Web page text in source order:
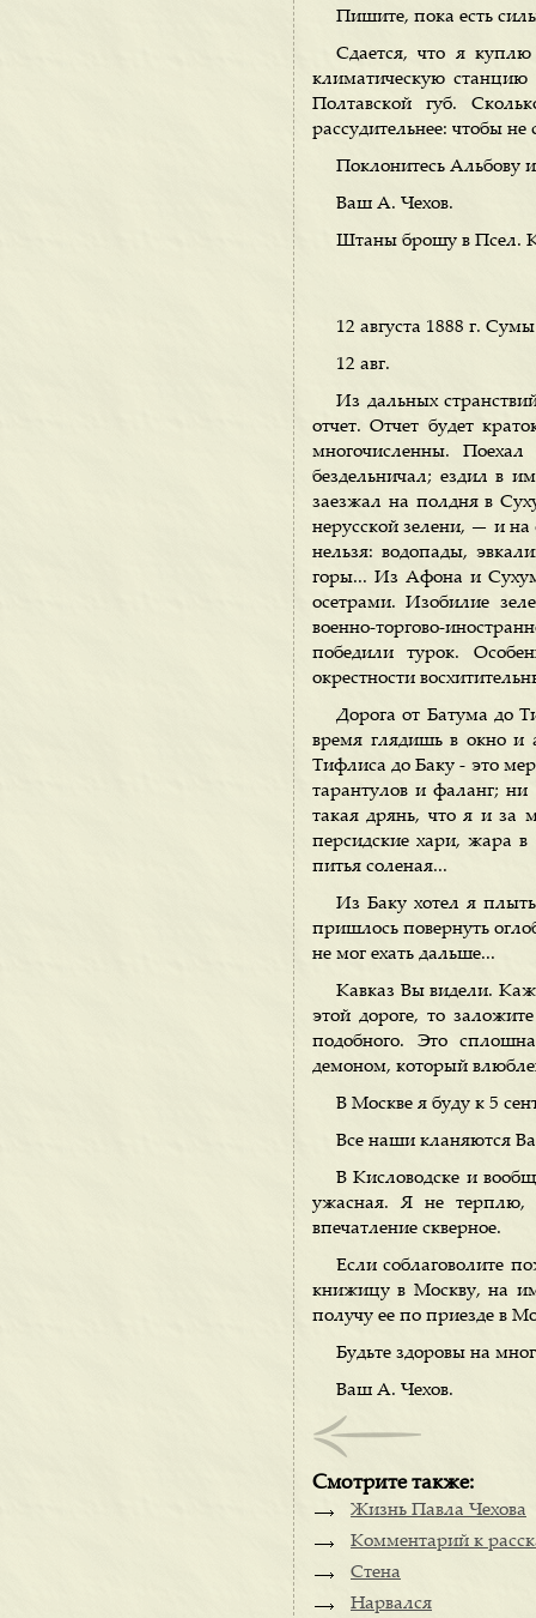
Пишите, пока есть
Сдается, что я
климатическую
Полтавской губ.
рассудительнее: чтобы не
Поклонитесь Альбову
Ваш А. Чехов.
Штаны брошу в Псел. К
12 августа 1888 г.
12 авг.
Из дальных
отчет. Отчет будет
многочисленны.
бездельничал; ездил в
заезжал на полдня в
нерусской зелени, — и
нельзя: водопады,
горы... Из Афона и
осетрами. Изобилие
военно-торгово-
победили турок.
окрестности
Дорога от Батума до
время глядишь в окно и
Тифлиса до Баку - это
тарантулов и фаланг;
такая дрянь, что я и за
персидские хари, жара в
питья соленая...
Из Баку хотел я
пришлось повернуть
не мог ехать дальше...
Кавказ Вы видели.
этой дороге, то
подобного. Это
демоном, который
В Москве я буду к 5
Все наши кланяются
В Кисловодске и
ужасная. Я не терплю,
впечатление скверное.
Если соблаговолите
книжицу в Москву, на
получу ее по приезде в
Будьте здоровы на
Ваш А. Чехов.
Смотрите также:
Жизнь Павла Чехова
Комментарий к
Стена
Нарвался